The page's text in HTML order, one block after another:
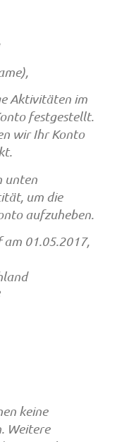
Aktivitäten im
festgestellt.
wir Ihr Konto
unten
um die
aufzuheben.
01.05.2017,
keine
Weitere